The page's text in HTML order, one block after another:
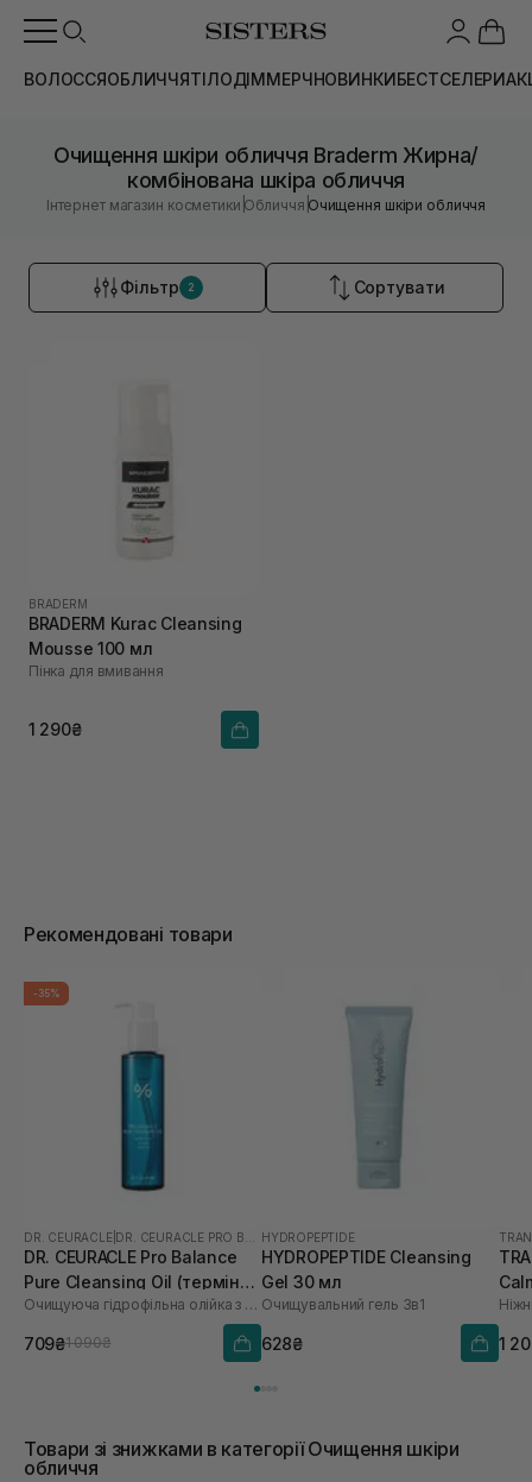
ВОЛОССЯОБЛИЧЧЯТІЛОДІММЕРЧНОВИНКИБЕСТСЕЛЕРИ
Очищення шкіри обличчя Braderm Жирна/
комбінована шкіра обличчя
Інтернет магазин косметики |Обличчя |Очищення шкіри обличчя
Фільтр 2 Сортувати
BRADERM
BRADERM Kurac Cleansing
Mousse 100 мл
Пінка для вмивання
1 290₴
Рекомендовані товари
-35%
DR. CEURACLE| DR. CEURACLE PRO BALANCE
DR. CEURACLE Pro Balance
Pure Cleansing Oil (термін
до 01.27р.) 155 мл
Очищуюча гідрофільна олійка з пробіотиками
709₴1 090₴
HYDROPEPTIDE
HYDROPEPTIDE Cleansing
Gel 30 мл
Очищувальний гель 3в1
628₴
мл
1
Товари зі знижками в категорії Очищення шкіри
обличчя